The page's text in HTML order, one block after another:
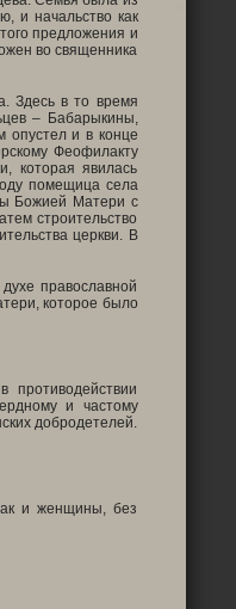
и начальство как
предложения и
во священника
Здесь в то время
– Бабарыкины,
опустел и в конце
Феофилакту
которая явилась
помещица села
Божией Матери с
строительство
церкви. В
православной
которое было
и частому
добродетелей.
и женщины, без